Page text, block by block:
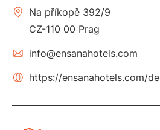
Na příkopě 392/9
CZ-110 00 Prag
info@ensanahotels.com
https://ensanahotels.com/de